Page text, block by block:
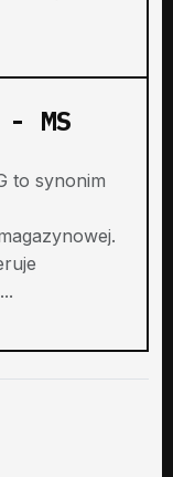
- MS
to synonim